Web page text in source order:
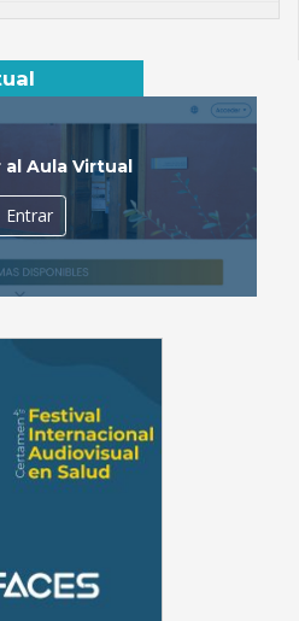
al Aula Virtual
Entrar